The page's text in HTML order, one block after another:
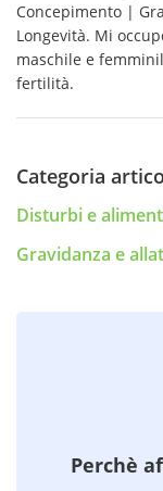
Concepimento |
Longevità. Mi
maschile e
fertilità.
Categoria
Disturbi e
Gravidanza e
Perchè